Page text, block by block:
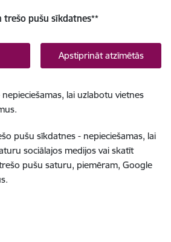
trešo pušu sīkdatnes**
Apstiprināt atzīmētās
lai uzlabotu vietnes
pušu sīkdatnes - nepieciešamas, lai
sociālajos medijos vai skatīt
pušu saturu, piemēram, Google